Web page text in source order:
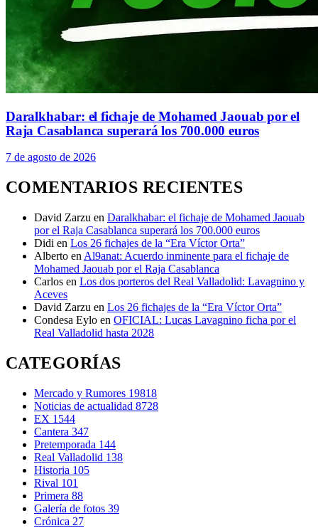
Daralkhabar: el fichaje de Mohamed Jaouab por el
Raja Casablanca superará los 700.000 euros
7 de agosto de 2026
COMENTARIOS RECIENTES
David Zarzu en Daralkhabar: el fichaje de Mohamed Jaouab
por el Raja Casablanca superará los 700.000 euros
Didi en Los 26 fichajes de la “Era Víctor Orta”
Alberto en Al9anat: Acuerdo inminente para el fichaje de
Mohamed Jaouab por el Raja Casablanca
Carlos en Los dos porteros del Real Valladolid: Lavagnino y
Aceves
David Zarzu en Los 26 fichajes de la “Era Víctor Orta”
Condesa Eylo en OFICIAL: Lucas Lavagnino ficha por el
Real Valladolid hasta 2028
CATEGORÍAS
Mercado y Rumores 19818
Noticias de actualidad 8728
EX 1544
Cantera 347
Pretemporada 144
Real Valladolid 138
Historia 105
Rival 101
Primera 88
Galería de fotos 39
Crónica 27